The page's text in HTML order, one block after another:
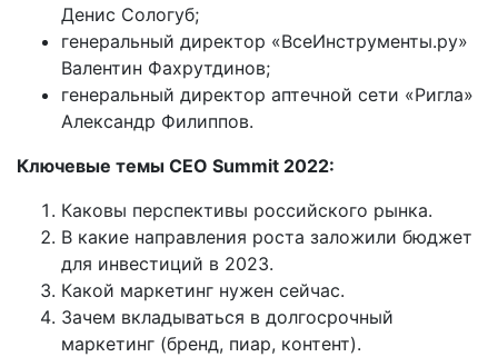
Денис Сологуб;
генеральный директор «ВсеИнструменты.ру»
Валентин Фахрутдинов;
генеральный директор аптечной сети «Ригла»
Александр Филиппов.
Ключевые темы CEO Summit 2022:
Каковы перспективы российского рынка.
В какие направления роста заложили бюджет
для инвестиций в 2023.
Какой маркетинг нужен сейчас.
Зачем вкладываться в долгосрочный
маркетинг (бренд, пиар, контент).